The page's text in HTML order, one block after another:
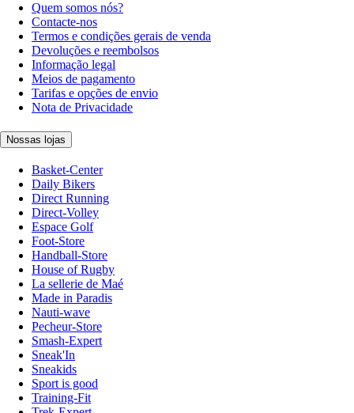
Quem somos nós?
Contacte-nos
Termos e condições gerais de venda
Devoluções e reembolsos
Informação legal
Meios de pagamento
Tarifas e opções de envio
Nota de Privacidade
Nossas lojas
Basket-Center
Daily Bikers
Direct Running
Direct-Volley
Espace Golf
Foot-Store
Handball-Store
House of Rugby
La sellerie de Maé
Made in Paradis
Nauti-wave
Pecheur-Store
Smash-Expert
Sneak'In
Sneakids
Sport is good
Training-Fit